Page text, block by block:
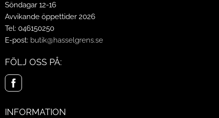
Söndagar 12-16
Avvikande öppettider 2026
Tel: 046150250
E-post: butik@hasselgrens.se
FÖLJ OSS PÅ:
INFORMATION